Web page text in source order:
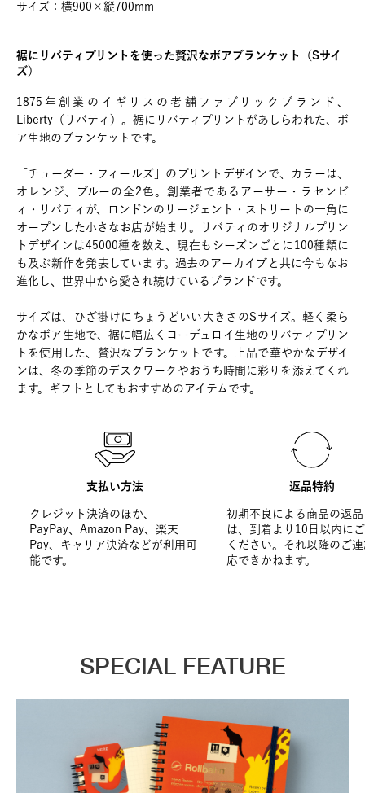
サイズ：横900×縦700mm
裾にリバティプリントを使った贅沢なボアブランケット（Sサイ
ズ）
1875年創業のイギリスの老舗ファブリックブランド、
Liberty（リバティ）。裾にリバティプリントがあしらわれた、ボ
ア生地のブランケットです。
「チューダー・フィールズ」のプリントデザインで、カラーは、
オレンジ、ブルーの全2色。創業者であるアーサー・ラセンビ
ィ・リバティが、ロンドンのリージェント・ストリートの一角に
オープンした小さなお店が始まり。リバティのオリジナルプリン
トデザインは45000種を数え、現在もシーズンごとに100種類に
も及ぶ新作を発表しています。過去のアーカイブと共に今もなお
進化し、世界中から愛され続けているブランドです。
サイズは、ひざ掛けにちょうどいい大きさのSサイズ。軽く柔ら
かなボア生地で、裾に幅広くコーデュロイ生地のリバティプリン
トを使用した、贅沢なブランケットです。上品で華やかなデザイ
ンは、冬の季節のデスクワークやおうち時間に彩りを添えてくれ
ます。ギフトとしてもおすすめのアイテムです。
支払い方法
クレジット決済のほか、
PayPay、Amazon Pay、楽天
Pay、キャリア決済などが利用可
能です。
返品特約
初期不良による商品の返
は、到着より10日以内に
ください。それ以降のご
応できかねます。
SPECIAL FEATURE